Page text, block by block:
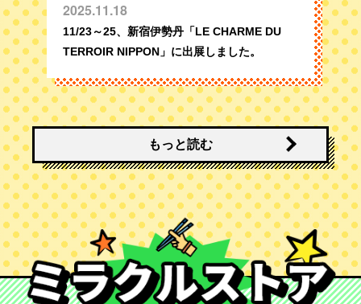
2025.11.18
11/23～25、新宿伊勢丹「LE CHARME DU
TERROIR NIPPON」に出展しました。
もっと読む